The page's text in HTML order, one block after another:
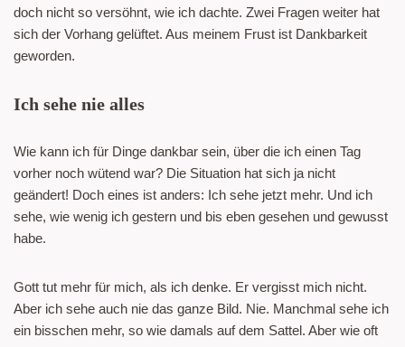
doch nicht so versöhnt, wie ich dachte. Zwei Fragen weiter hat
sich der Vorhang gelüftet. Aus meinem Frust ist Dankbarkeit
geworden.
Ich sehe nie alles
Wie kann ich für Dinge dankbar sein, über die ich einen Tag
vorher noch wütend war? Die Situation hat sich ja nicht
geändert! Doch eines ist anders: Ich sehe jetzt mehr. Und ich
sehe, wie wenig ich gestern und bis eben gesehen und gewusst
habe.
Gott tut mehr für mich, als ich denke. Er vergisst mich nicht.
Aber ich sehe auch nie das ganze Bild. Nie. Manchmal sehe ich
ein bisschen mehr, so wie damals auf dem Sattel. Aber wie oft